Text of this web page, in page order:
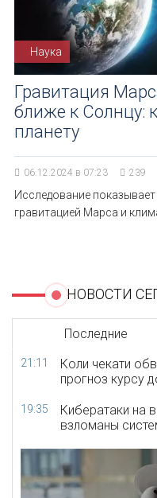
Наука
Гравитация
ближе к Солнцу:
планету
06.12.2024 в 07:23 239
Исследование
гравитацией Марса и
НОВОСТИ
Последние
21:11
Коли чекати
прогноз курсу
19:35
Кибератаки на
взломаны